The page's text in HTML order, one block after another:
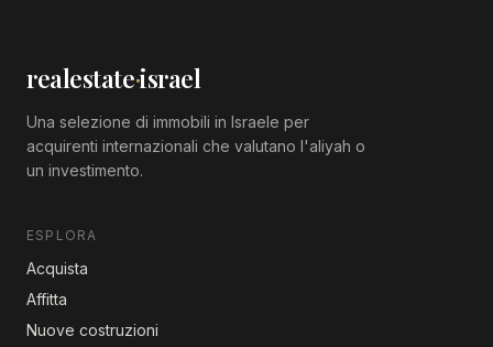
realestate·israel
Una selezione di immobili in Israele per
acquirenti internazionali che valutano l'aliyah o
un investimento.
ESPLORA
Acquista
Affitta
Nuove costruzioni